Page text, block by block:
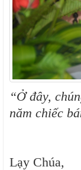
“Ở đây,
năm chiếc
(Mt
Lạy Chúa,